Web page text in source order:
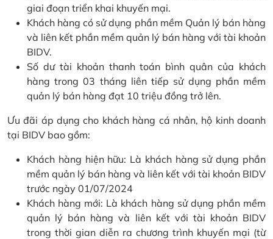
giai đoạn triển khai khuyến mại.
Khách hàng có sử dụng phần mềm Quản lý bán hàng
và liên kết phần mềm quản lý bán hàng với tài khoản
BIDV.
Số dư tài khoản thanh toán bình quân của khách
hàng trong 03 tháng liên tiếp sử dụng phần mềm
quản lý bán hàng đạt 10 triệu đồng trở lên.
Ưu đãi áp dụng cho khách hàng cá nhân, hộ kinh doanh
tại BIDV bao gồm:
Khách hàng hiện hữu: Là khách hàng sử dụng phần
mềm quản lý bán hàng và liên kết với tài khoản BIDV
trước ngày 01/07/2024
Khách hàng mới: Là khách hàng sử dụng phần mềm
quản lý bán hàng và liên kết với tài khoản BIDV
trong thời gian diễn ra chương trình khuyến mại (từ